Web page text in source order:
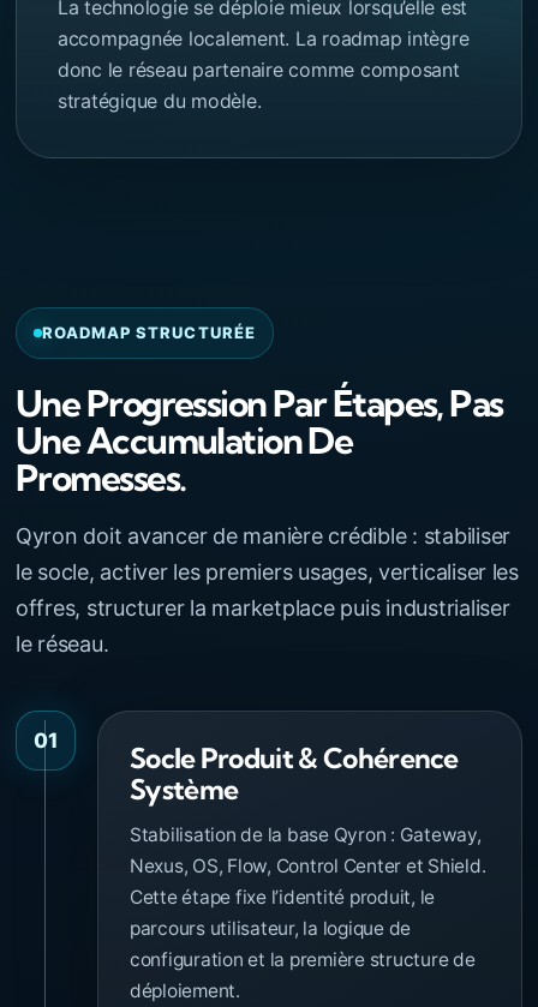
La technologie se déploie mieux lorsqu’elle est
accompagnée localement. La roadmap intègre
donc le réseau partenaire comme composant
stratégique du modèle.
ROADMAP STRUCTURÉE
Une Progression Par Étapes, Pas
Une Accumulation De
Promesses.
Qyron doit avancer de manière crédible : stabiliser
le socle, activer les premiers usages, verticaliser les
offres, structurer la marketplace puis industrialiser
le réseau.
01
Socle Produit & Cohérence
Système
Stabilisation de la base Qyron : Gateway,
Nexus, OS, Flow, Control Center et Shield.
Cette étape fixe l’identité produit, le
parcours utilisateur, la logique de
configuration et la première structure de
déploiement.